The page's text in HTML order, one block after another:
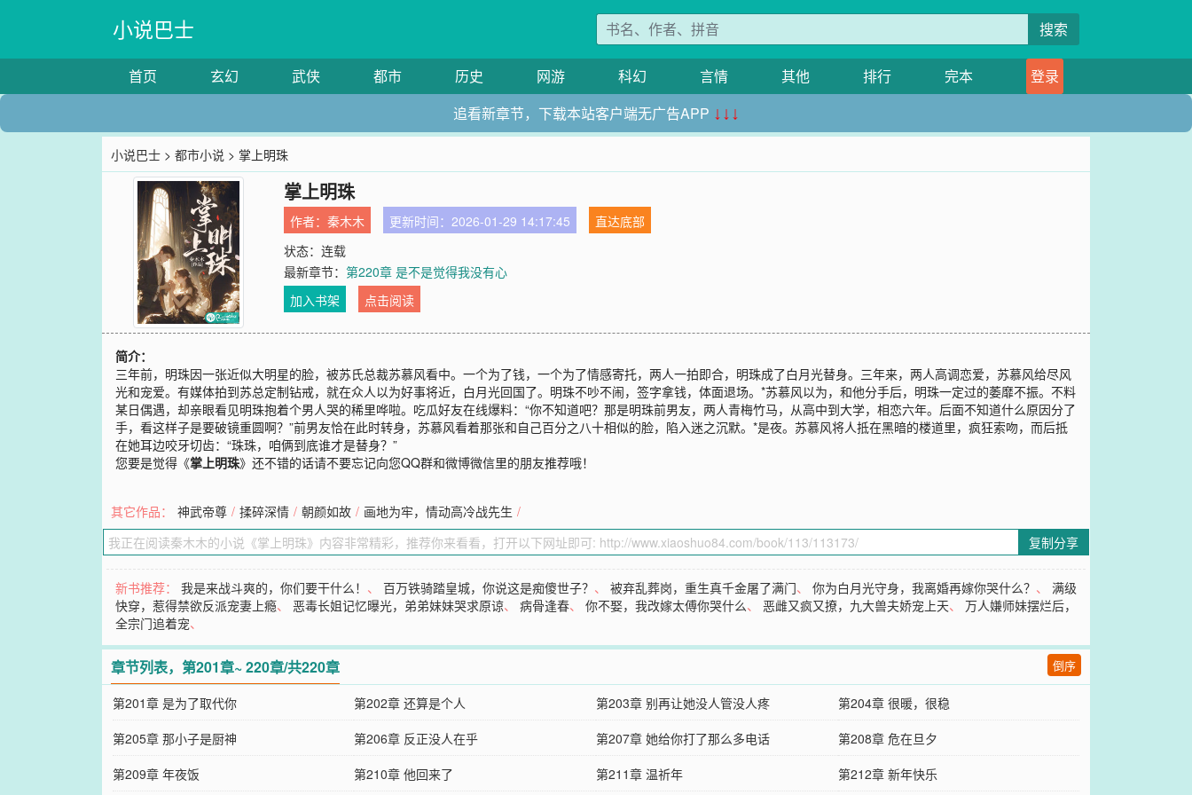
小说巴士 搜索
首页 玄幻 武侠 都市 历史 网游 科幻 言情 其他 排行 完本
登录
追看新章节，下载本站客户端无广告APP ↓↓↓
小说巴士 >都市小说 > 掌上明珠
掌上明珠
作者：秦木木 更新时间：2026-01-29 14:17:45
直达底部
状态：连载
最新章节：第220章 是不是觉得我没有心
加入书架
点击阅读
简介：
三年前，明珠因一张近似大明星的脸，被苏氏总裁苏慕风看中。一个为了钱，一个为了情感寄托，两人一拍即合，明珠成了白月光替身。三年来，两人高调恋爱，苏慕风给尽风
光和宠爱。有媒体拍到苏总定制钻戒，就在众人以为好事将近，白月光回国了。明珠不吵不闹，签字拿钱，体面退场。*苏慕风以为，和他分手后，明珠一定过的萎靡不振。不料
某日偶遇，却亲眼看见明珠抱着个男人哭的稀里哗啦。吃瓜好友在线爆料：“你不知道吧？那是明珠前男友，两人青梅竹马，从高中到大学，相恋六年。后面不知道什么原因分了
手，看这样子是要破镜重圆啊？”前男友恰在此时转身，苏慕风看着那张和自己百分之八十相似的脸，陷入迷之沉默。*是夜。苏慕风将人抵在黑暗的楼道里，疯狂索吻，而后抵
在她耳边咬牙切齿：“珠珠，咱俩到底谁才是替身？”
您要是觉得《掌上明珠》还不错的话请不要忘记向您QQ群和微博微信里的朋友推荐哦！
其它作品： 神武帝尊 / 揉碎深情 / 朝颜如故 / 画地为牢，情动高冷战先生 /
复制分享
新书推荐：我是来战斗爽的，你们要干什么！ 、 百万铁骑踏皇城，你说这是痴傻世子？ 、被弃乱葬岗，重生真千金屠了满门、你为白月光守身，我离婚再嫁你哭什么？ 、满级
快穿，惹得禁欲反派宠妻上瘾、恶毒长姐记忆曝光，弟弟妹妹哭求原谅、病骨逢春、你不娶，我改嫁太傅你哭什么、恶雌又疯又撩，九大兽夫娇宠上天、万人嫌师妹摆烂后，
全宗门追着宠、
章节列表，第201章~ 220章/共220章 倒序
第201章 是为了取代你 第202章 还算是个人 第203章 别再让她没人管没人疼
第204章 很暖，很稳
第205章 那小子是厨神
第206章 反正没人在乎 第207章 她给你打了那么多电话
第208章 危在旦夕
第209章 年夜饭
第210章 他回来了 第211章 温祈年 第212章 新年快乐